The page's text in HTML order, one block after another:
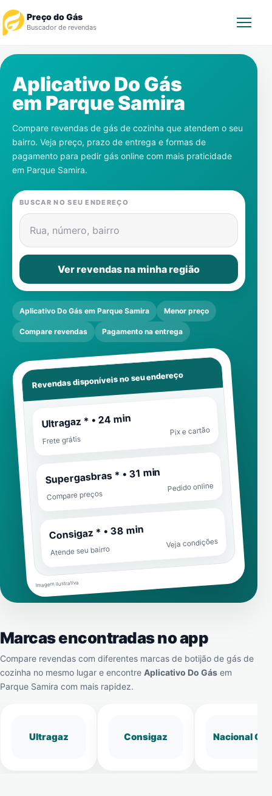
Preço do Gás
Buscador de revendas
Revendedor
Notícias
Cadastre-se
Gás
Contatos
Aplicativo Do Gás
em Parque Samira
Compare revendas de gás de cozinha que atendem o seu
bairro. Veja preço, prazo de entrega e formas de
pagamento para pedir gás online com mais praticidade
em Parque Samira.
BUSCAR NO SEU ENDEREÇO
Rua, número, bairro
Ver revendas na minha região
Aplicativo Do Gás em Parque Samira Menor preço
Compare revendas Pagamento na entrega
Revendas disponíveis no seu endereço
Ultragaz * • 24 min
Frete grátis
Pix e cartão
Supergasbras * • 31 min
Compare preços
Pedido online
Consigaz * • 38 min
Atende seu bairro
Veja condições
Imagem ilustrativa
Marcas encontradas no app
Compare revendas com diferentes marcas de botijão de gás de
cozinha no mesmo lugar e encontre Aplicativo Do Gás em
Parque Samira com mais rapidez.
Ultragaz Consigaz Nacional Gás